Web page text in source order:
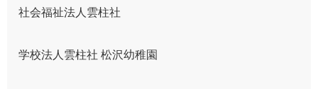
社会福祉法人雲柱社
学校法人雲柱社 松沢幼稚園